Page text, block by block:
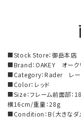
■Stock Store：御岳本店
■Brand：OAKEY オーク
■Category：Rader レーダ
■Color：レッド
■Size：フレーム前面部：
横16cm/重量：28g
■Condition：B（大きなダ